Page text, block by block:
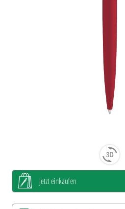
Jetzt einkaufen